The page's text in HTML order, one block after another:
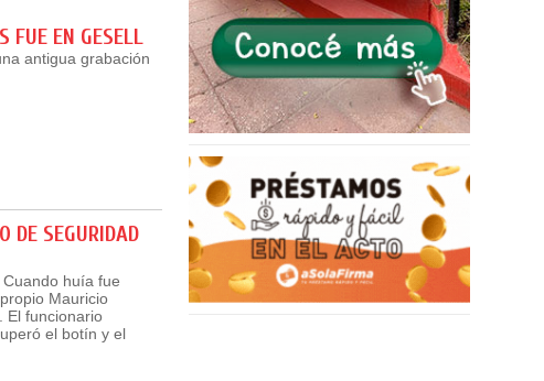
FUE EN GESELL
antigua grabación
DE SEGURIDAD
huía fue
Mauricio
El funcionario
el botín y el